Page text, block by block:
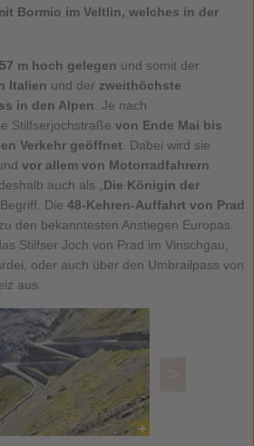
Bormio im Veltlin, welches in der
m hoch gelegen und somit der
Italien und der zweithöchste
in den Alpen . Je nach
Stilfserjochstraße von Ende Mai bis
Verkehr geöffnet . Dabei wird sie
vor allem von Motorradfahrern
auch als „ Die Königin der
Die 48-Kehren-Auffahrt von Prad
den bekanntesten Anstiegen Europas.
Stilfser Joch von Prad im Vinschgau,
oder auch über den Umbrailpass von
aus.